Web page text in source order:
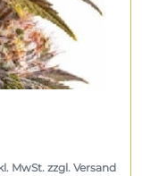
MwSt. zzgl. Versand